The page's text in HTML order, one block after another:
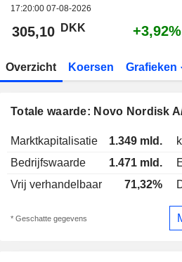
17:20:00 07-08-2026
305,10 DKK +3,92%
Overzicht Koersen Grafieken
Totale waarde: Novo Nordisk
Marktkapitalisatie 1.349 mld.
Bedrijfswaarde
1.471 mld.
Vrij verhandelbaar
71,32%
* Geschatte gegevens